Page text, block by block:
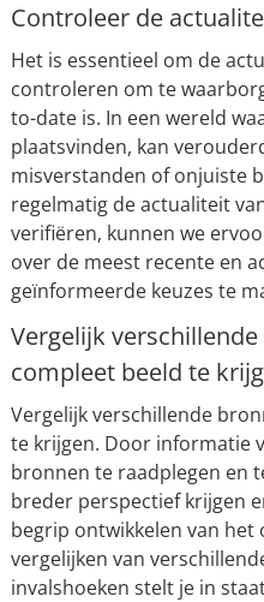
Controleer de
Het is essentieel om de
controleren om te
to-date is. In een wereld
plaatsvinden, kan
misverstanden of onjuiste
regelmatig de actualiteit
verifiëren, kunnen we
over de meest recente en
geïnformeerde keuzes te
Vergelijk
compleet beeld te
Vergelijk verschillende
te krijgen. Door informatie
bronnen te raadplegen en
breder perspectief krijgen
begrip ontwikkelen van
vergelijken van
invalshoeken stelt je in